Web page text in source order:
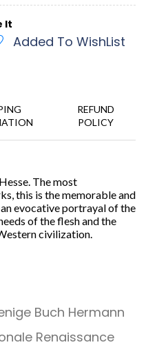
It
Added To WishList
REFUND
POLICY
The most
this is the memorable and
evocative portrayal of the
of the flesh and the
civilization.
Buch Hermann
Renaissance